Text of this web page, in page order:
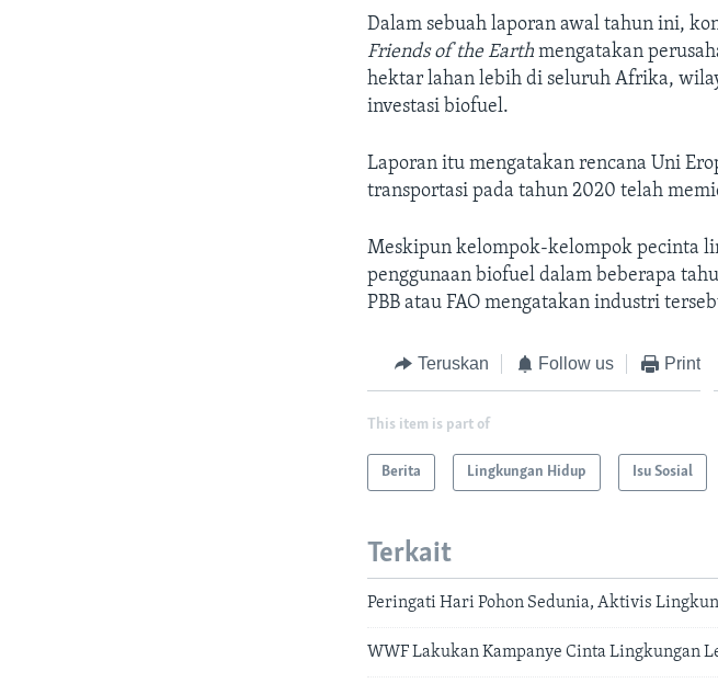
Dalam sebuah laporan awal tahun ini,
Friends of the Earthmengatakan
hektar lahan lebih di seluruh Afrika,
investasi biofuel.
Laporan itu mengatakan rencana Uni
transportasi pada tahun 2020 telah
Meskipun kelompok-kelompok pecinta
penggunaan biofuel dalam beberapa
PBB atau FAO mengatakan industri
Teruskan Follow us Print
This item is part of
Berita Lingkungan Hidup Isu Sosial
Terkait
Peringati Hari Pohon Sedunia, Aktivis
WWF Lakukan Kampanye Cinta Lingkungan